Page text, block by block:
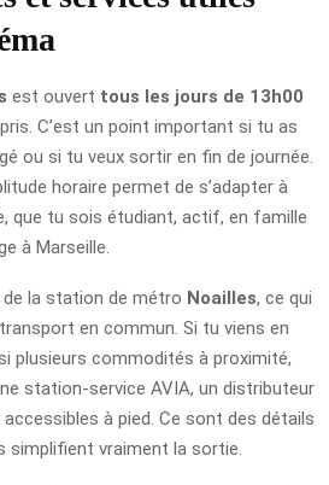
est ouvert tous les jours de 13h00
C’est un point important si tu as
ou si tu veux sortir en fin de journée.
horaire permet de s’adapter à
que tu sois étudiant, actif, en famille
à Marseille.
la station de métro Noailles, ce qui
en commun. Si tu viens en
plusieurs commodités à proximité,
station-service AVIA, un distributeur
à pied. Ce sont des détails
simplifient vraiment la sortie.